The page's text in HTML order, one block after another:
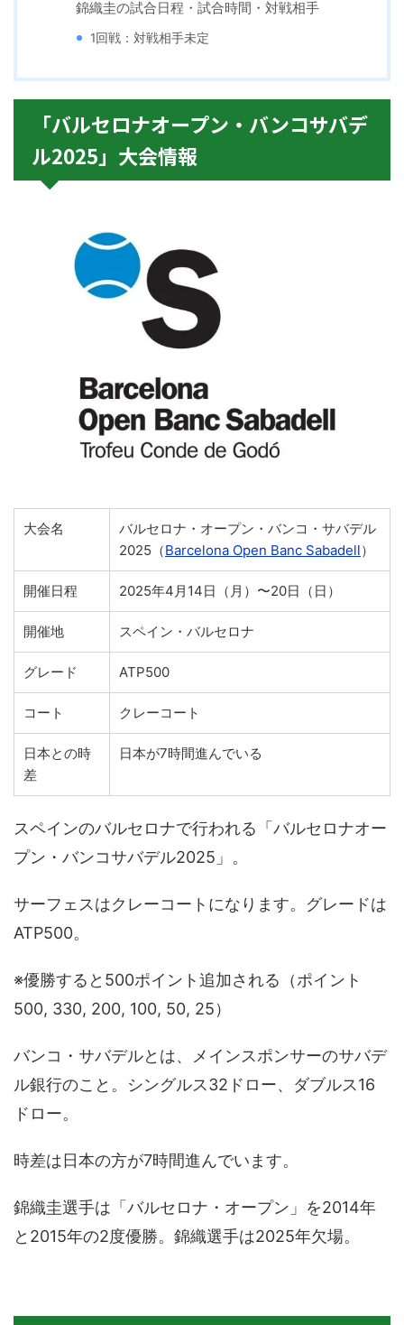
錦織圭の試合日程・試合時間・対戦相手
1回戦：対戦相手未定
「バルセロナオープン・バンコサバデ
ル2025」大会情報
大会名
バルセロナ・オープン・バンコ・サバデル
2025（Barcelona Open Banc Sabadell）
開催日程 2025年4月14日（月）〜20日（日）
開催地 スペイン・バルセロナ
グレード ATP500
コート クレーコート
日本との時
差
日本が7時間進んでいる
スペインのバルセロナで行われる「バルセロナオー
プン・バンコサバデル2025」。
サーフェスはクレーコートになります。グレードは
ATP500。
※優勝すると500ポイント追加される（ポイント
500, 330, 200, 100, 50, 25）
バンコ・サバデルとは、メインスポンサーのサバデ
ル銀行のこと。シングルス32ドロー、ダブルス16
ドロー。
時差は日本の方が7時間進んでいます。
錦織圭選手は「バルセロナ・オープン」を2014年
と2015年の2度優勝。錦織選手は2025年欠場。